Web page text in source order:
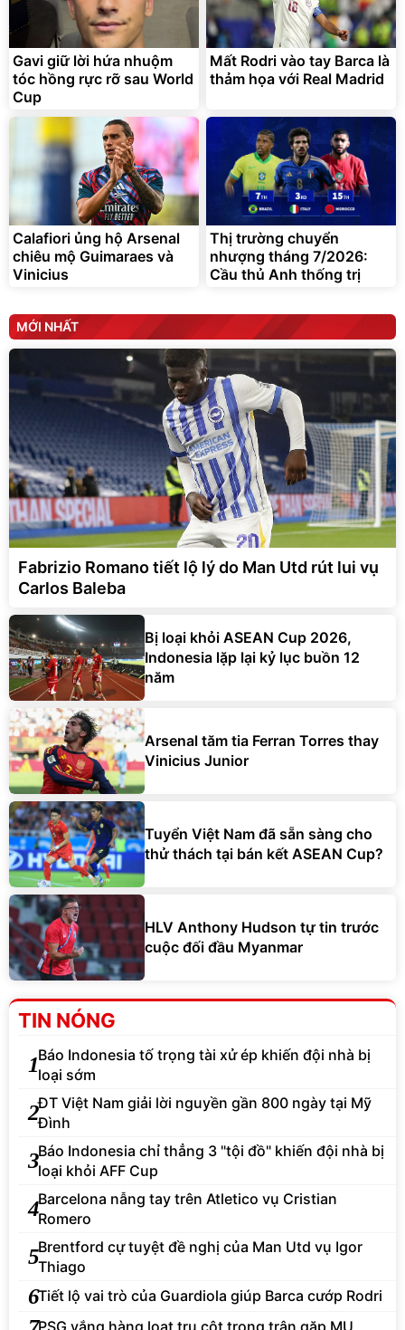
Bạt phủ xe ô tô cao cấp,
tráng nhôm 03 lớp
392.000
325.000 đ
Đã bán nhiều
Xe đạp điện trợ lực G-
Force C14 gấp gọn bỏ cốp
tiện lợi
9.900.000đ
7.092.000đ
Đang xem nhiều
Gavi giữ lời hứa nhuộm
tóc hồng rực rỡ sau World
Cup
Mất Rodri vào tay Barca là
thảm họa với Real Madrid
Calafiori ủng hộ Arsenal
chiêu mộ Guimaraes và
Vinicius
Thị trường chuyển
nhượng tháng 7/2026:
Cầu thủ Anh thống trị
MỚI NHẤT
Fabrizio Romano tiết lộ lý do Man Utd rút lui vụ
Carlos Baleba
Bị loại khỏi ASEAN Cup 2026,
Indonesia lặp lại kỷ lục buồn 12
năm
Arsenal tăm tia Ferran Torres thay
Vinicius Junior
Tuyển Việt Nam đã sẵn sàng cho
thử thách tại bán kết ASEAN Cup?
HLV Anthony Hudson tự tin trước
cuộc đối đầu Myanmar
TIN NÓNG
1Báo Indonesia tố trọng tài xử ép khiến đội nhà bị
loại sớm
2ĐT Việt Nam giải lời nguyền gần 800 ngày tại Mỹ
Đình
3Báo Indonesia chỉ thẳng 3 "tội đồ" khiến đội nhà bị
loại khỏi AFF Cup
4Barcelona nẫng tay trên Atletico vụ Cristian
Romero
5Brentford cự tuyệt đề nghị của Man Utd vụ Igor
Thiago
6Tiết lộ vai trò của Guardiola giúp Barca cướp Rodri